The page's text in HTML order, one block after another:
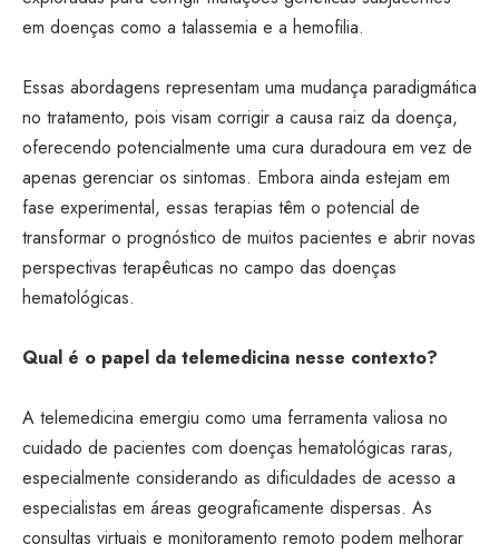
em doenças como a talassemia e a hemofilia.
Essas abordagens representam uma mudança paradigmática
no tratamento, pois visam corrigir a causa raiz da doença,
oferecendo potencialmente uma cura duradoura em vez de
apenas gerenciar os sintomas. Embora ainda estejam em
fase experimental, essas terapias têm o potencial de
transformar o prognóstico de muitos pacientes e abrir novas
perspectivas terapêuticas no campo das doenças
hematológicas.
Qual é o papel da telemedicina nesse contexto?
A telemedicina emergiu como uma ferramenta valiosa no
cuidado de pacientes com doenças hematológicas raras,
especialmente considerando as dificuldades de acesso a
especialistas em áreas geograficamente dispersas. As
consultas virtuais e monitoramento remoto podem melhorar